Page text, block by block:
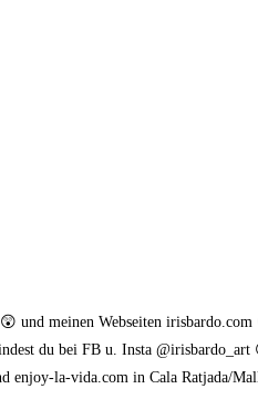
und meinen Webseiten
du bei FB u. Insta @irisbardo_art
enjoy-la-vida.com in Cala Ratjada/